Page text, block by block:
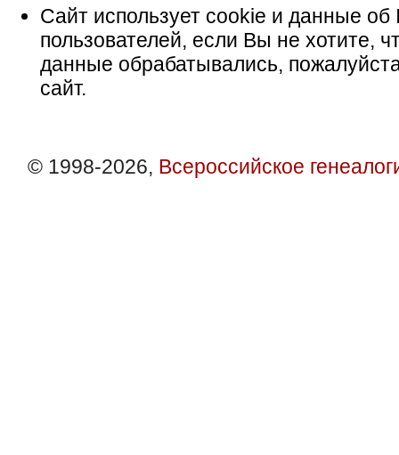
Сайт использует cookie и данные об
пользователей, если Вы не хотите,
данные обрабатывались,
сайт.
© 1998-2026, Всероссийское